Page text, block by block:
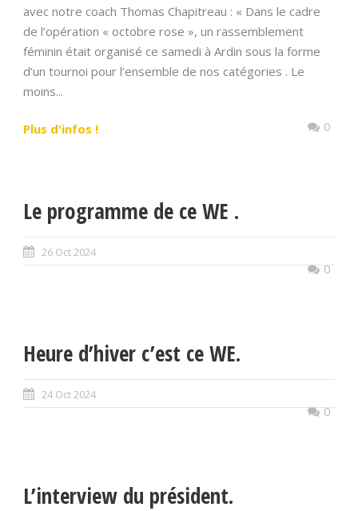
avec notre coach Thomas Chapitreau : « Dans le cadre
de l’opération « octobre rose », un rassemblement
féminin était organisé ce samedi à Ardin sous la forme
d’un tournoi pour l’ensemble de nos catégories . Le
moins...
Plus d'infos ! 0
Le programme de ce WE .
26 Oct 2024
0
Heure d’hiver c’est ce WE.
24 Oct 2024
0
L’interview du président.